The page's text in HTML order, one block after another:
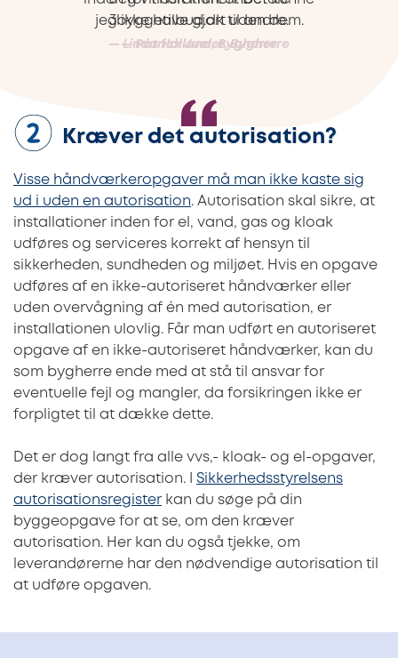
3byggetilbud.dk til andre.
—Linda Hallander, Bygherre
jeg ikke have gjort uden dem.
—Patrick Juel, Bygherre
Kræver det autorisation?
Visse håndværkeropgaver må man ikke kaste sig
ud i uden en autorisation. Autorisation skal sikre, at
installationer inden for el, vand, gas og kloak
udføres og serviceres korrekt af hensyn til
sikkerheden, sundheden og miljøet. Hvis en opgave
udføres af en ikke-autoriseret håndværker eller
uden overvågning af én med autorisation, er
installationen ulovlig. Får man udført en autoriseret
opgave af en ikke-autoriseret håndværker, kan du
som bygherre ende med at stå til ansvar for
eventuelle fejl og mangler, da forsikringen ikke er
forpligtet til at dække dette.
Det er dog langt fra alle vvs,- kloak- og el-opgaver,
der kræver autorisation. I Sikkerhedsstyrelsens
autorisationsregister kan du søge på din
byggeopgave for at se, om den kræver
autorisation. Her kan du også tjekke, om
leverandørerne har den nødvendige autorisation til
at udføre opgaven.